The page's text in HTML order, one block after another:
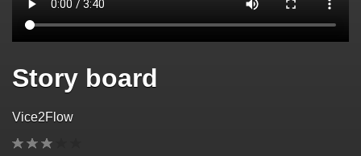
Story board
Vice2Flow